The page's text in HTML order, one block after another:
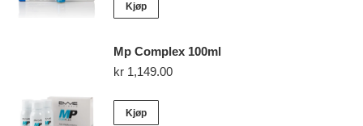
Kjøp
Mp Complex 100ml
kr 1,149.00
Kjøp